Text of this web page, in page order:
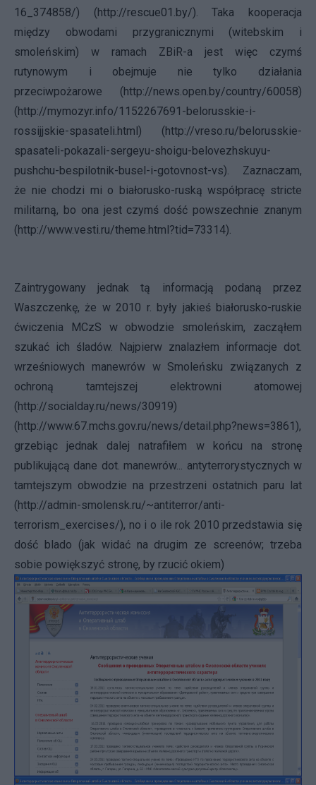
16_374858/) (http://rescue01.by/). Taka kooperacja
między obwodami przygranicznymi (witebskim i
smoleńskim) w ramach ZBiR-a jest więc czymś
rutynowym i obejmuje nie tylko działania
przeciwpożarowe (http://news.open.by/country/60058)
(http://mymozyr.info/1152267691-belorusskie-i-
rossijjskie-spasateli.html) (http://vreso.ru/belorusskie-
spasateli-pokazali-sergeyu-shoigu-belovezhskuyu-
pushchu-bespilotnik-busel-i-gotovnost-vs). Zaznaczam,
że nie chodzi mi o białorusko-ruską współpracę stricte
militarną, bo ona jest czymś dość powszechnie znanym
(http://www.vesti.ru/theme.html?tid=73314).
Zaintrygowany jednak tą informacją podaną przez
Waszczenkę, że w 2010 r. były jakieś białorusko-ruskie
ćwiczenia MCzS w obwodzie smoleńskim, zacząłem
szukać ich śladów. Najpierw znalazłem informacje dot.
wrześniowych manewrów w Smoleńsku związanych z
ochroną tamtejszej elektrowni atomowej
(http://socialday.ru/news/30919)
(http://www.67.mchs.gov.ru/news/detail.php?news=3861),
grzebiąc jednak dalej natrafiłem w końcu na stronę
publikującą dane dot. manewrów... antyterrorystycznych w
tamtejszym obwodzie na przestrzeni ostatnich paru lat
(http://admin-smolensk.ru/~antiterror/anti-
terrorism_exercises/), no i o ile rok 2010 przedstawia się
dość blado (jak widać na drugim ze screenów; trzeba
sobie powiększyć stronę, by rzucić okiem)